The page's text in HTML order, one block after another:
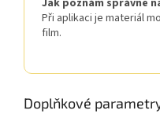
Jak poznám správně
Při aplikaci je materiál
film.
Doplňkové